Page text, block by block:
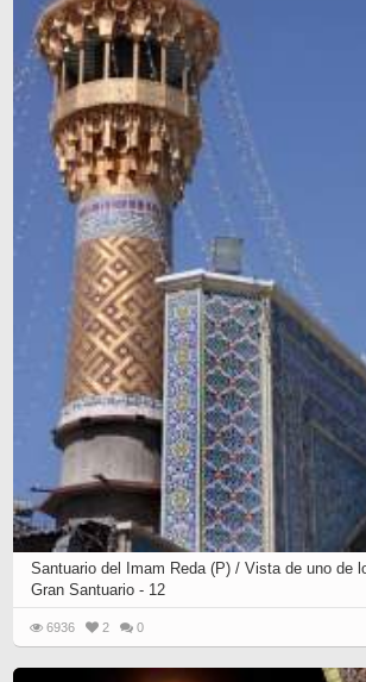
Santuario del Imam Reda (P) / Vista de uno de
Gran Santuario - 12
6936 2 0